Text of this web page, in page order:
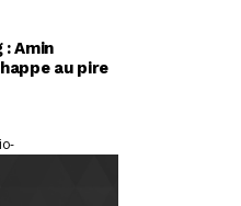
: Amin
au pire